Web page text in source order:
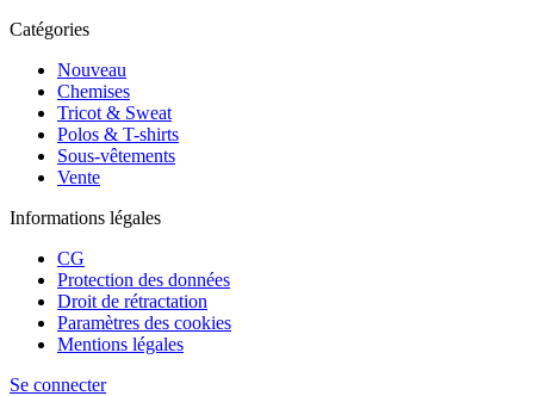
Catégories
Nouveau
Chemises
Tricot & Sweat
Polos & T-shirts
Sous-vêtements
Vente
Informations légales
CG
Protection des données
Droit de rétractation
Paramètres des cookies
Mentions légales
Se connecter